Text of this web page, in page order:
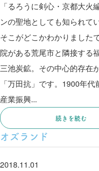
「るろうに剣心・京都大
ンの聖地としても知られて
そこがどこかわかりました
院がある荒尾市と隣接する
三池炭鉱。その中心的存在
「万田抗」です。1900年
産業振興...
続きを読む
オズランド
2018.11.01